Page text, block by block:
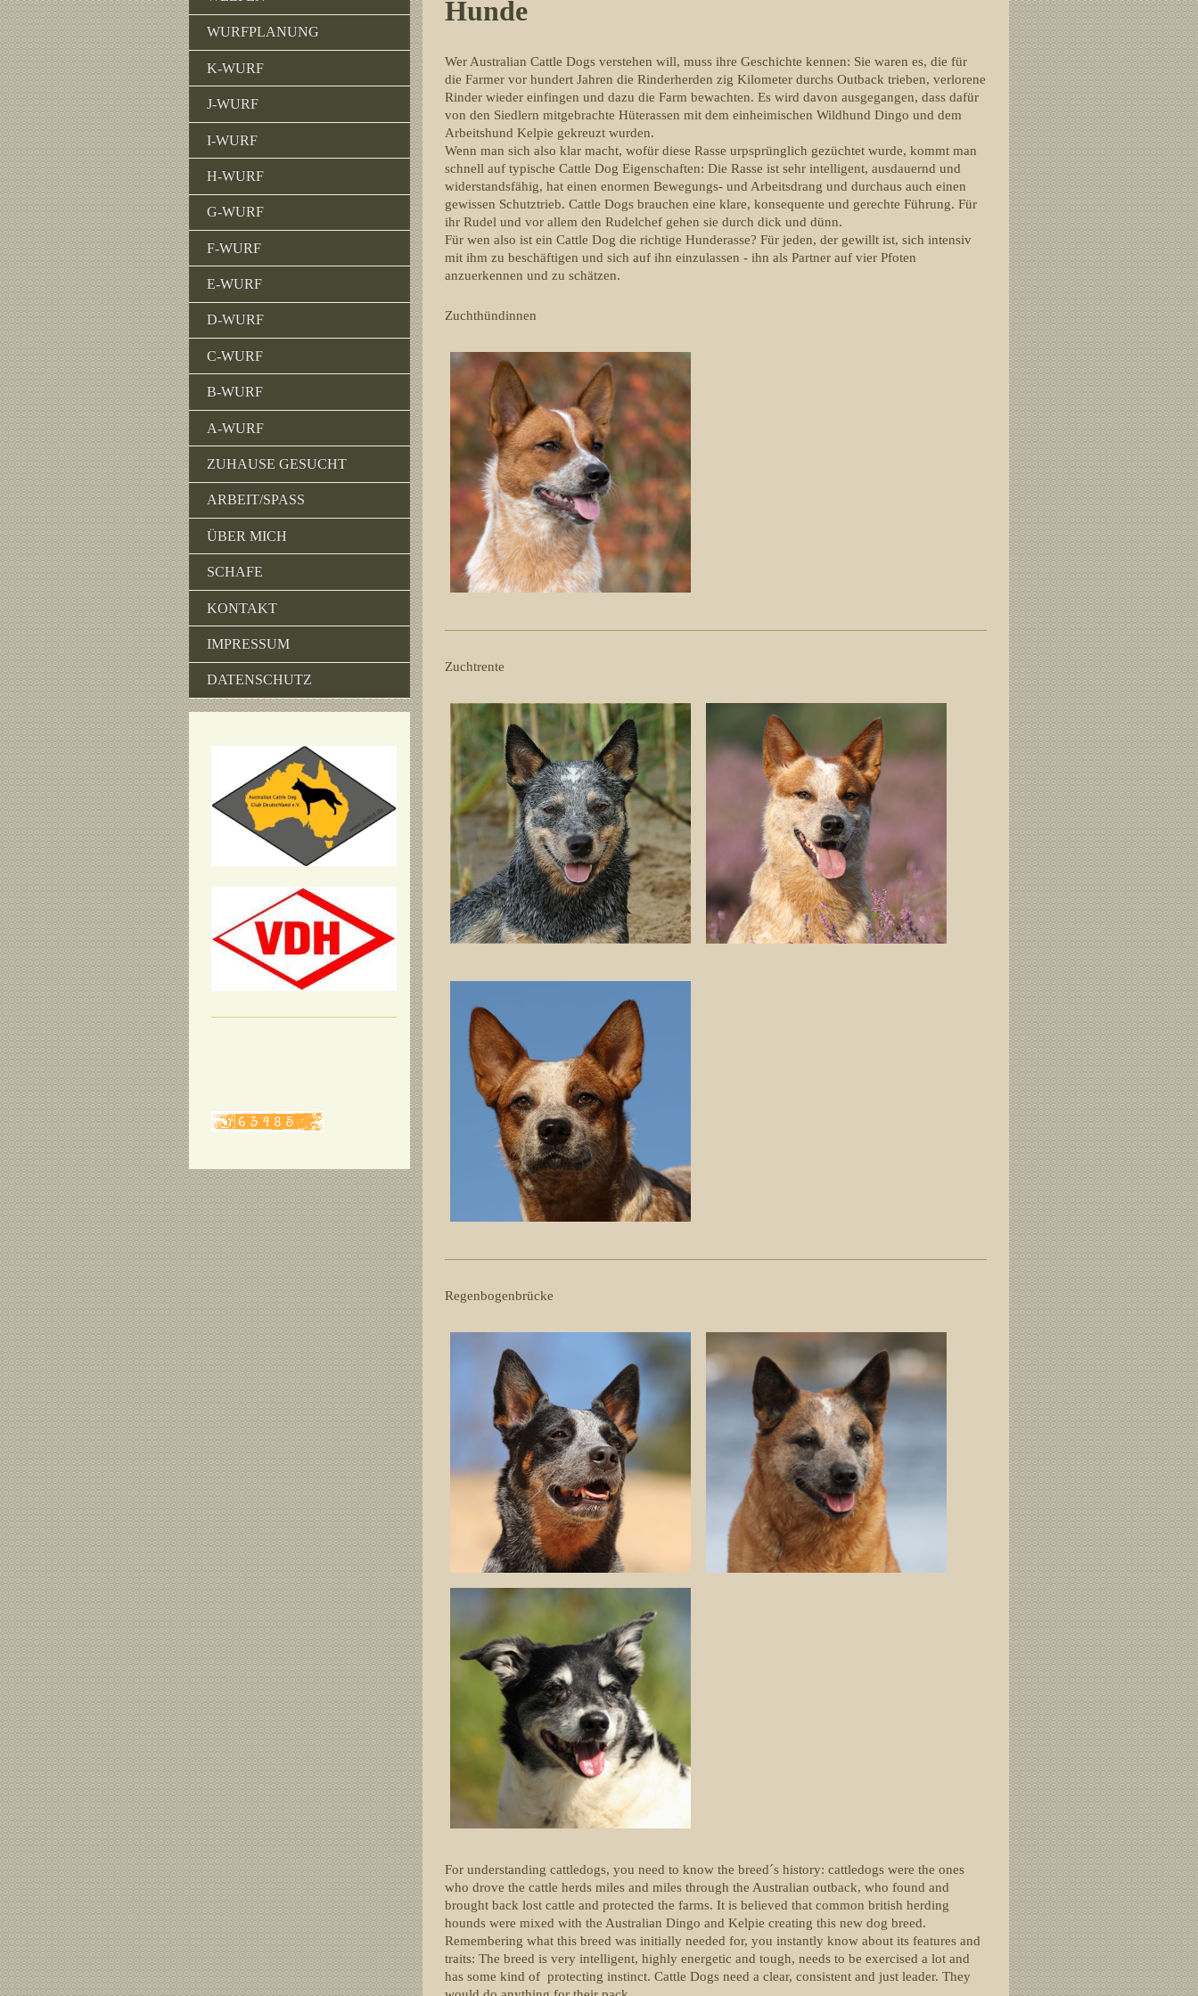
Hunde
Wer Australian Cattle Dogs verstehen will, muss ihre Geschichte kennen: Sie waren es, die für
die Farmer vor hundert Jahren die Rinderherden zig Kilometer durchs Outback trieben, verlorene
Rinder wieder einfingen und dazu die Farm bewachten. Es wird davon ausgegangen, dass dafür
von den Siedlern mitgebrachte Hüterassen mit dem einheimischen Wildhund Dingo und dem
Arbeitshund Kelpie gekreuzt wurden.
Wenn man sich also klar macht, wofür diese Rasse urpsprünglich gezüchtet wurde, kommt man
schnell auf typische Cattle Dog Eigenschaften: Die Rasse ist sehr intelligent, ausdauernd und
widerstandsfähig, hat einen enormen Bewegungs- und Arbeitsdrang und durchaus auch einen
gewissen Schutztrieb. Cattle Dogs brauchen eine klare, konsequente und gerechte Führung. Für
ihr Rudel und vor allem den Rudelchef gehen sie durch dick und dünn.
Für wen also ist ein Cattle Dog die richtige Hunderasse? Für jeden, der gewillt ist, sich intensiv
mit ihm zu beschäftigen und sich auf ihn einzulassen - ihn als Partner auf vier Pfoten
anzuerkennen und zu schätzen.
Zuchthündinnen
Zuchtrente
Regenbogenbrücke
For understanding cattledogs, you need to know the breed´s history: cattledogs were the ones
who drove the cattle herds miles and miles through the Australian outback, who found and
brought back lost cattle and protected the farms. It is believed that common british herding
hounds were mixed with the Australian Dingo and Kelpie creating this new dog breed.
Remembering what this breed was initially needed for, you instantly know about its features and
traits: The breed is very intelligent, highly energetic and tough, needs to be exercised a lot and
has some kind of protecting instinct. Cattle Dogs need a clear, consistent and just leader. They
WURFPLANUNG
K-WURF
J-WURF
I-WURF
H-WURF
G-WURF
F-WURF
E-WURF
D-WURF
C-WURF
B-WURF
A-WURF
ZUHAUSE GESUCHT
ARBEIT/SPASS
ÜBER MICH
SCHAFE
KONTAKT
IMPRESSUM
DATENSCHUTZ